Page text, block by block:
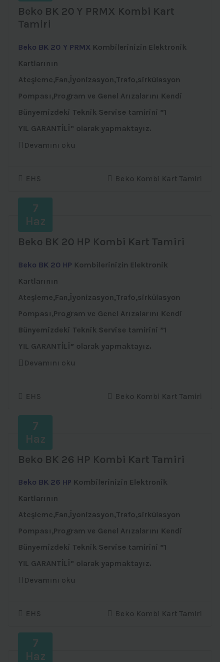
Beko BK 20 Y PRMX Kombi Kart
Tamiri
Beko BK 20 Y PRMX Kombilerinizin Elektronik
Kartlarının
Ateşleme,Fan,İyonizasyon,Trafo,sirkülasyon
Pompası,Program ve Genel Arızalarını Kendi
Bünyemizdeki Teknik Servise tamirini ”1
YIL GARANTİLİ” olarak yapmaktayız.
Devamını oku
EHS Beko Kombi Kart Tamiri
7
Haz
Beko BK 20 HP Kombi Kart Tamiri
Beko BK 20 HP Kombilerinizin Elektronik
Kartlarının
Ateşleme,Fan,İyonizasyon,Trafo,sirkülasyon
Pompası,Program ve Genel Arızalarını Kendi
Bünyemizdeki Teknik Servise tamirini ”1
YIL GARANTİLİ” olarak yapmaktayız.
Devamını oku
EHS Beko Kombi Kart Tamiri
7
Haz
Beko BK 26 HP Kombi Kart Tamiri
Beko BK 26 HP Kombilerinizin Elektronik
Kartlarının
Ateşleme,Fan,İyonizasyon,Trafo,sirkülasyon
Pompası,Program ve Genel Arızalarını Kendi
Bünyemizdeki Teknik Servise tamirini ”1
YIL GARANTİLİ” olarak yapmaktayız.
Devamını oku
EHS Beko Kombi Kart Tamiri
7
Haz